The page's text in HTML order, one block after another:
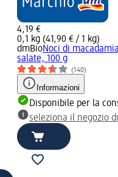
4,19 €
0,1 kg (41,90 € / 1 kg)
dmBioNoci di
salate, 100 g
(140)
Informazioni
Disponibile per la
seleziona il negozio